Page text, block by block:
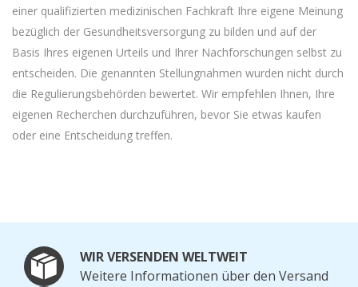
einer qualifizierten medizinischen Fachkraft Ihre eigene Meinung
bezüglich der Gesundheitsversorgung zu bilden und auf der
Basis Ihres eigenen Urteils und Ihrer Nachforschungen selbst zu
entscheiden. Die genannten Stellungnahmen wurden nicht durch
die Regulierungsbehörden bewertet. Wir empfehlen Ihnen, Ihre
eigenen Recherchen durchzuführen, bevor Sie etwas kaufen
oder eine Entscheidung treffen.
WIR VERSENDEN WELTWEIT
Weitere Informationen über den Versand